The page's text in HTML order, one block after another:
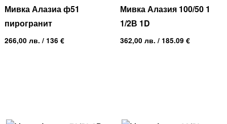
Мивка Алазиа ф51
пирогранит
266,00 лв. / 136 €
Мивка Алазия 100/50 1
1/2В 1D
362,00лв. / 185.09 €